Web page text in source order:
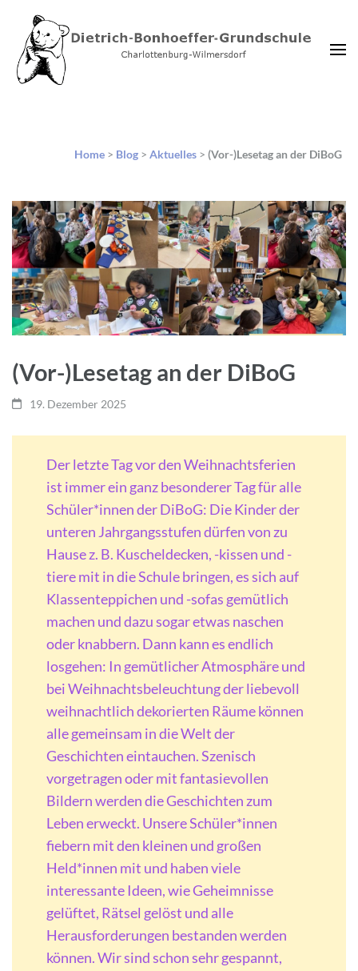
Home > Blog > Aktuelles > (Vor-)Lesetag an der DiBoG
(Vor-)Lesetag an der DiBoG
19. Dezember 2025
Der letzte Tag vor den Weihnachtsferien
ist immer ein ganz besonderer Tag für alle
Schüler*innen der DiBoG: Die Kinder der
unteren Jahrgangsstufen dürfen von zu
Hause z. B. Kuscheldecken, -kissen und -
tiere mit in die Schule bringen, es sich auf
Klassenteppichen und -sofas gemütlich
machen und dazu sogar etwas naschen
oder knabbern. Dann kann es endlich
losgehen: In gemütlicher Atmosphäre und
bei Weihnachtsbeleuchtung der liebevoll
weihnachtlich dekorierten Räume können
alle gemeinsam in die Welt der
Geschichten eintauchen. Szenisch
vorgetragen oder mit fantasievollen
Bildern werden die Geschichten zum
Leben erweckt. Unsere Schüler*innen
fiebern mit den kleinen und großen
Held*innen mit und haben viele
interessante Ideen, wie Geheimnisse
gelüftet, Rätsel gelöst und alle
Herausforderungen bestanden werden
können. Wir sind schon sehr gespannt,